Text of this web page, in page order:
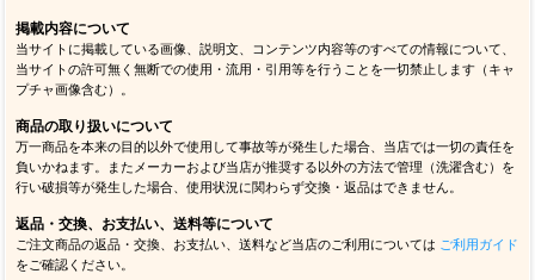
掲載内容について
当サイトに掲載している画像、説明文、コンテンツ内容等のすべての情報について、
当サイトの許可無く無断での使用・流用・引用等を行うことを一切禁止します（キャ
プチャ画像含む）。
商品の取り扱いについて
万一商品を本来の目的以外で使用して事故等が発生した場合、当店では一切の責任を
負いかねます。またメーカーおよび当店が推奨する以外の方法で管理（洗濯含む）を
行い破損等が発生した場合、使用状況に関わらず交換・返品はできません。
返品・交換、お支払い、送料等について
ご注文商品の返品・交換、お支払い、送料など当店のご利用については ご利用ガイド
をご確認ください。